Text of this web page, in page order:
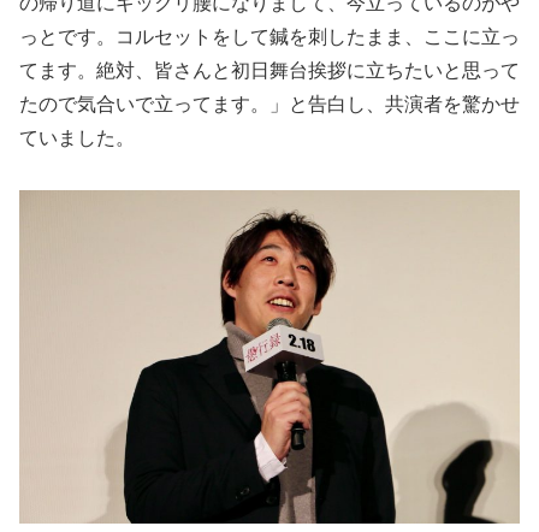
っとです。コルセットをして鍼を刺したまま、ここに立っ
てます。絶対、皆さんと初日舞台挨拶に立ちたいと思って
たので気合いで立ってます。」と告白し、共演者を驚かせ
ていました。